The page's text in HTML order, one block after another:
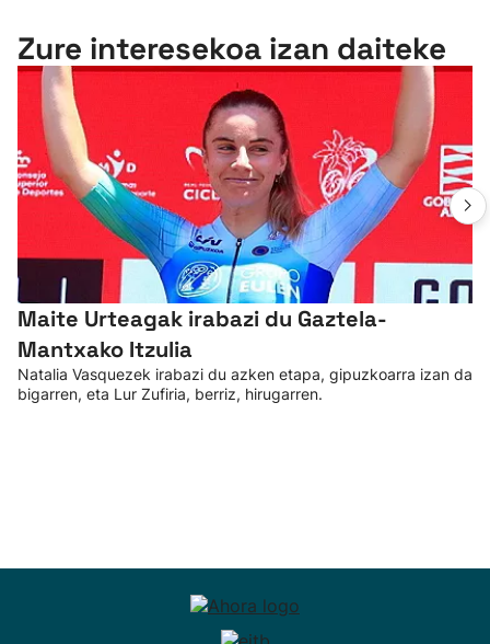
Zure interesekoa izan daiteke
Maite Urteagak irabazi du Gaztela-
Mantxako Itzulia
Natalia Vasquezek irabazi du azken etapa, gipuzkoarra izan da
bigarren, eta Lur Zufiria, berriz, hirugarren.